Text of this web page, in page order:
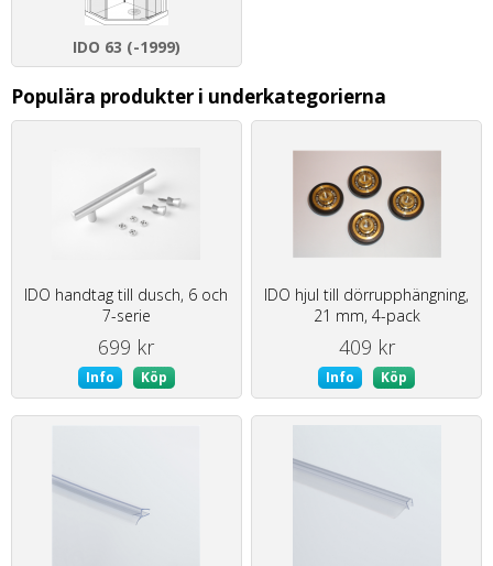
IDO 63 (-1999)
Populära produkter i underkategorierna
IDO handtag till dusch, 6 och
7-serie
699 kr
Info Köp
IDO hjul till dörrupphängning,
21 mm, 4-pack
409 kr
Info Köp